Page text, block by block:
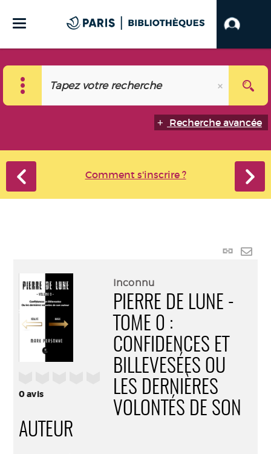
Recherche avancée
Comment s'inscrire ?
Lien
0avis
Inconnu
PIERRE DE LUNE -
TOME 0 :
CONFIDENCES ET
BILLEVESÉES OU
LES DERNIÈRES
VOLONTÉS DE SON
AUTEUR